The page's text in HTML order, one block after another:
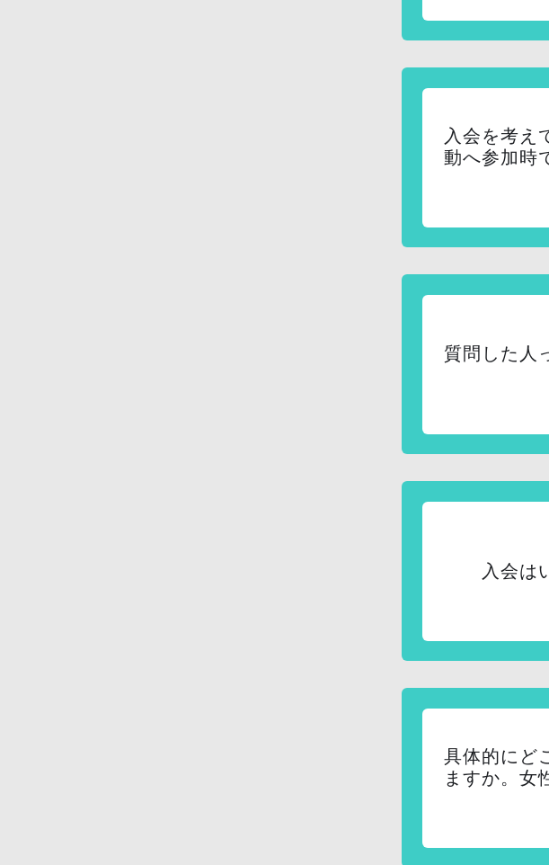
入会を考え
動へ参加時
質問した人
入会は
具体的にど
ますか。女